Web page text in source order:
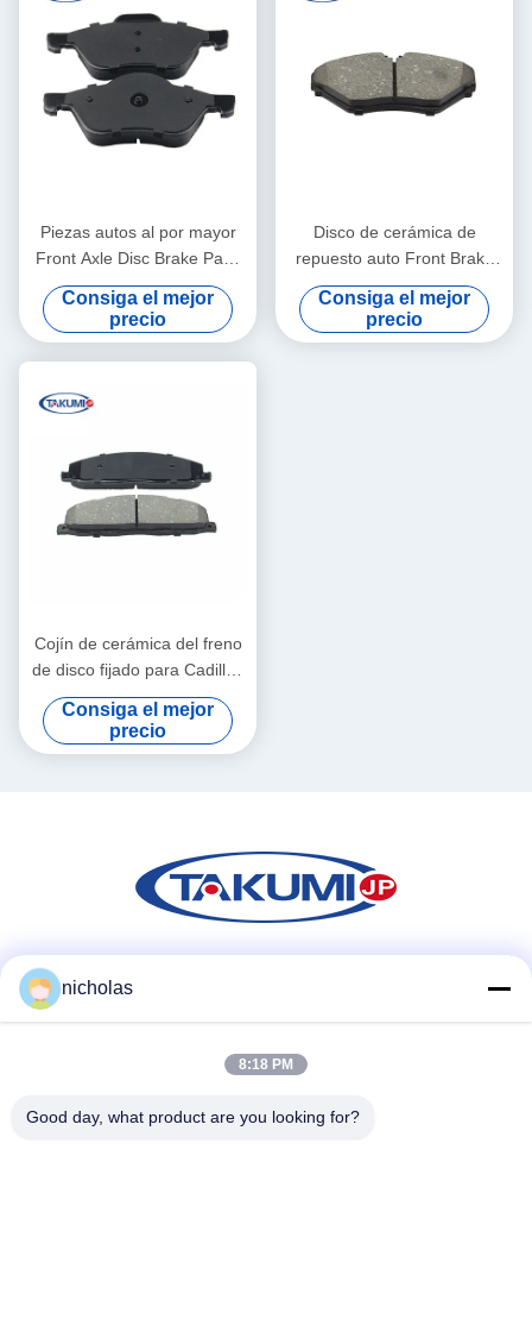
Piezas autos al por mayor
Front Axle Disc Brake Pads
G1020735 del coche
Consiga el mejor
precio
Disco de cerámica de
repuesto auto Front Brake
Pads de las zapatas de
freno del sistema de frenos
del coche
Consiga el mejor
precio
Cojín de cerámica del freno
de disco fijado para Cadillac
selecto Escalade, ESV,
extensión, XTS; Avalancha
de Chevrolet, Cheyenne
Consiga el mejor
precio
nicholas
8:18 PM
Good day, what product are you looking for?